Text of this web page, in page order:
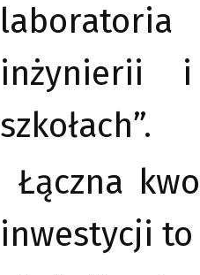
inżynierii i
szkołach”.
Łączna
inwestycji to